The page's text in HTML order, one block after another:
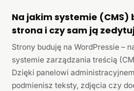
Na jakim systemie
strona i czy sam ją
Strony buduję na WordPressie –
systemie zarządzania treścią
Dzięki panelowi
podmienisz teksty, zdjęcia czy